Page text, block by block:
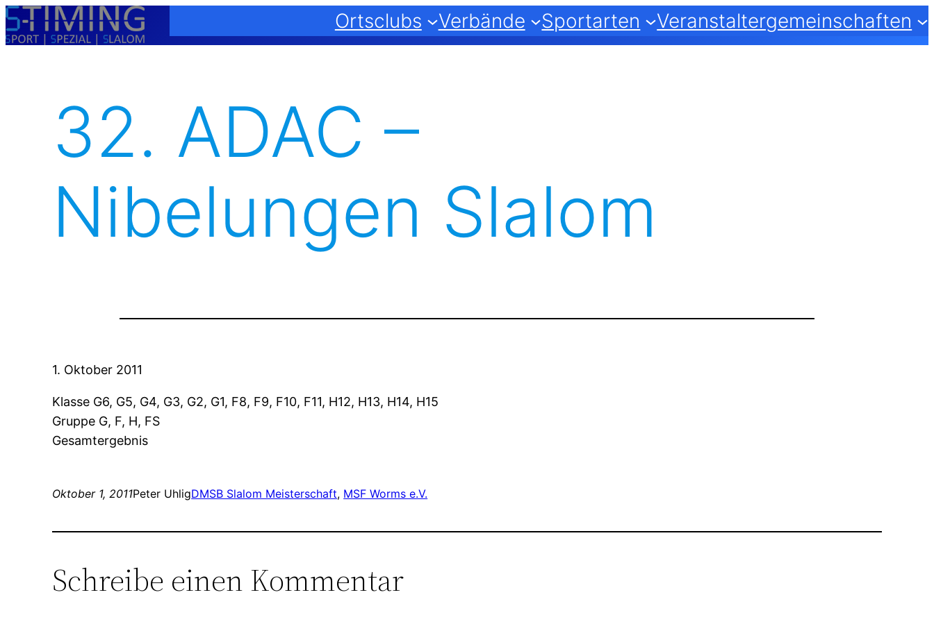
Zum
Inhalt
Ortsclubs Verbände Sportarten Veranstaltergemeinschaften
32. ADAC –
Nibelungen Slalom
1. Oktober 2011
Klasse G6, G5, G4, G3, G2, G1, F8, F9, F10, F11, H12, H13, H14, H15
Gruppe G, F, H, FS
Gesamtergebnis
Oktober 1, 2011Peter UhligDMSB Slalom Meisterschaft, MSF Worms e.V.
Schreibe einen Kommentar